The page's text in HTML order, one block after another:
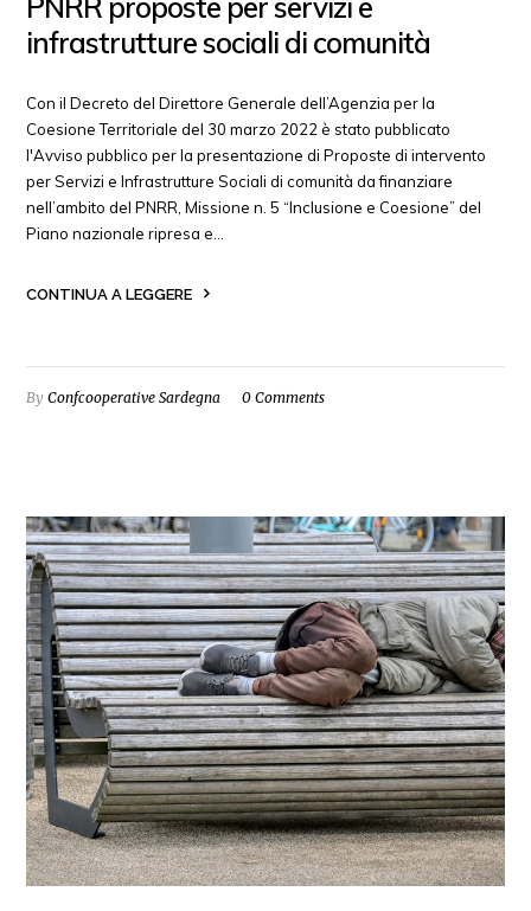
infrastrutture sociali di comunità
Con il Decreto del Direttore Generale dell’Agenzia per la
Coesione Territoriale del 30 marzo 2022 è stato pubblicato
l'Avviso pubblico per la presentazione di Proposte di intervento
per Servizi e Infrastrutture Sociali di comunità da finanziare
nell’ambito del PNRR, Missione n. 5 “Inclusione e Coesione” del
Piano nazionale ripresa e…
CONTINUA A LEGGERE
ByConfcooperative Sardegna 0 Comments